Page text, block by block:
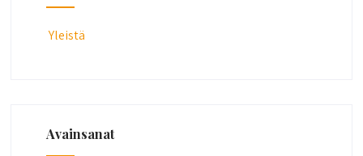
Yleistä
Avainsanat